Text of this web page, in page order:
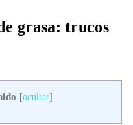
grasa: trucos
[ocultar]